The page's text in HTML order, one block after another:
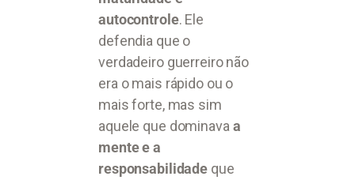
autocontrole. Ele
defendia que o
verdadeiro guerreiro não
era o mais rápido ou o
mais forte, mas sim
aquele que dominava a
mente e a
responsabilidade que